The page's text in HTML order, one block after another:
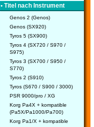
• Titel nach Instrument
Genos 2 (Genos)
Genos (SX920)
Tyros 5 (SX900)
Tyros 4 (SX720 / S970 /
S975)
Tyros 3 (SX700 / S950 /
S770)
Tyros 2 (S910)
Tyros (S670 / S900 / 3000)
PSR 9000/pro / XG
Korg Pa4X + kompatible
(Pa5X/Pa1000/Pa700)
Korg Pa1/X + kompatible